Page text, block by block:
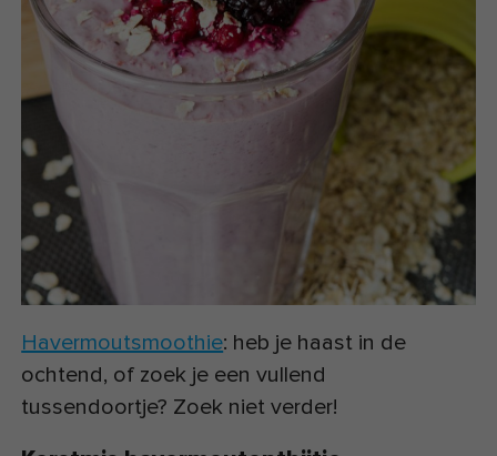
Havermoutsmoothie: heb je haast in de
ochtend, of zoek je een vullend
tussendoortje? Zoek niet verder!